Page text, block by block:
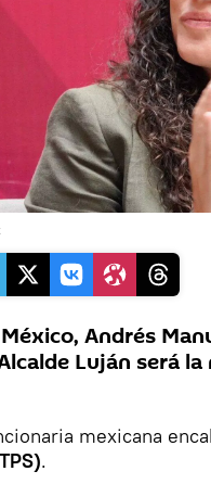
Andrés
Luján será
mexicana
.